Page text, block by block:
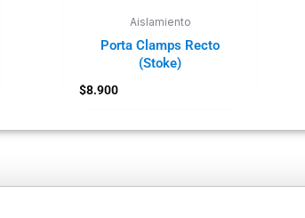
Aislamiento
Porta Clamps Recto
(Stoke)
$8.900